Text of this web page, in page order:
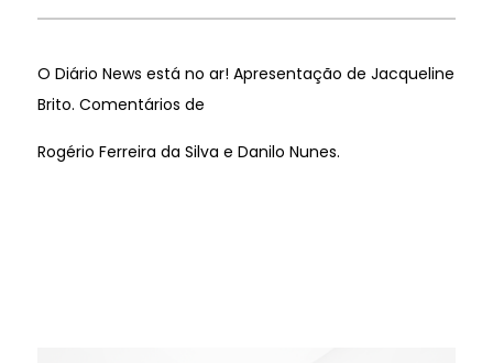
O Diário News está no ar! Apresentação de Jacqueline
Brito. Comentários de
Rogério Ferreira da Silva e Danilo Nunes.